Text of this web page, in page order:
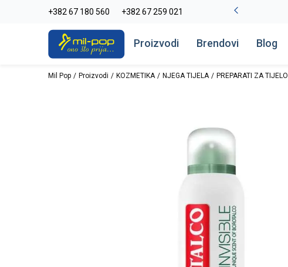
+382 67 180 560 +382 67 259 021
-20% na kompletan asortiman Pogledaj više
Proizvodi Brendovi Blog
Mil Pop Proizvodi KOZMETIKA NJEGA TIJELA PREPARATI ZA TIJELO